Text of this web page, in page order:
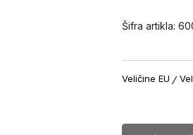
Šifra artikla:
Veličine EU